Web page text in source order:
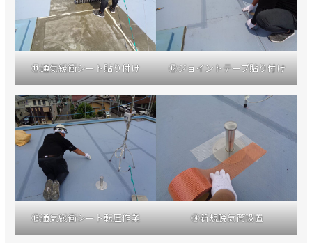
⑪通気緩衝シート貼り付け ⑫ジョイントテープ貼り付け
⑬通気緩衝シート転圧作業 ⑭新規脱気筒設置